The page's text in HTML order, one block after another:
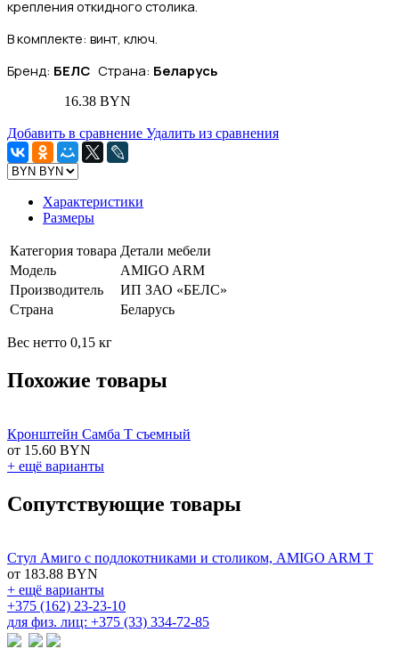
крепления откидного столика.
В комплекте: винт, ключ.
Бренд: БЕЛС Страна: Беларусь
16.38 BYN
Добавить в сравнение Удалить из сравнения
Характеристики
Размеры
Категория товара Детали мебели
Модель
AMIGO ARM
Производитель
ИП ЗАО «БЕЛС»
Страна
Беларусь
Вес нетто 0,15 кг
Похожие товары
Кронштейн Самба T съемный
от 15.60 BYN
+ ещё варианты
Сопутствующие товары
Стул Амиго с подлокотниками и столиком, AMIGO ARM T
от 183.88 BYN
+ ещё варианты
+375 (162) 23-23-10
для физ. лиц: +375 (33) 334-72-85